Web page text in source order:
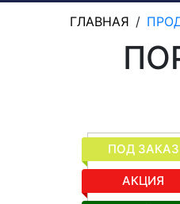
ГЛАВНАЯ /
ПОД ЗАКАЗ
ПОД ЗАКАЗ
АКЦИЯ